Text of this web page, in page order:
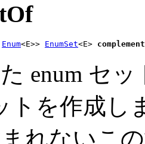
Enum<E>> EnumSet<E>
enum セ
トを作成し
れないこ